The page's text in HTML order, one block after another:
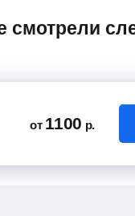
от 1100 р.